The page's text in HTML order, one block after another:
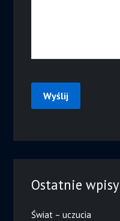
Ostatnie wpisy
Świat – uczucia